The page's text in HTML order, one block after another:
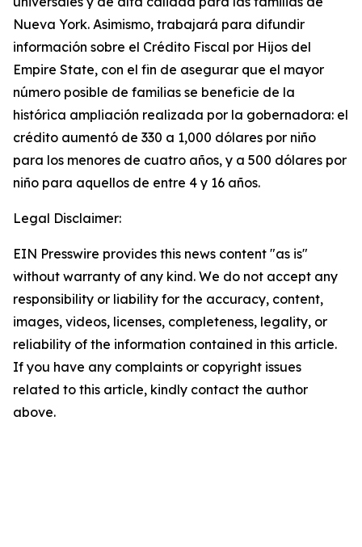
Nueva York. Asimismo, trabajará para difundir
información sobre el Crédito Fiscal por Hijos del
Empire State, con el fin de asegurar que el mayor
número posible de familias se beneficie de la
histórica ampliación realizada por la gobernadora: el
crédito aumentó de 330 a 1,000 dólares por niño
para los menores de cuatro años, y a 500 dólares por
niño para aquellos de entre 4 y 16 años.
Legal Disclaimer:
EIN Presswire provides this news content "as is"
without warranty of any kind. We do not accept any
responsibility or liability for the accuracy, content,
images, videos, licenses, completeness, legality, or
reliability of the information contained in this article.
If you have any complaints or copyright issues
related to this article, kindly contact the author
above.